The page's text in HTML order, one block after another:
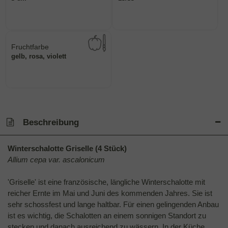
oder Pflanzgut in die Erde
Fruchtfarbe
gelb, rosa, violett
sie nach dem Reifungsprozess
hat.
Beschreibung
Winterschalotte Griselle (4 Stück)
Allium cepa var. ascalonicum
'Griselle' ist eine französische, längliche Winterschalotte mit
reicher Ernte im Mai und Juni des kommenden Jahres. Sie ist
sehr schossfest und lange haltbar. Für einen gelingenden Anbau
ist es wichtig, die Schalotten an einem sonnigen Standort zu